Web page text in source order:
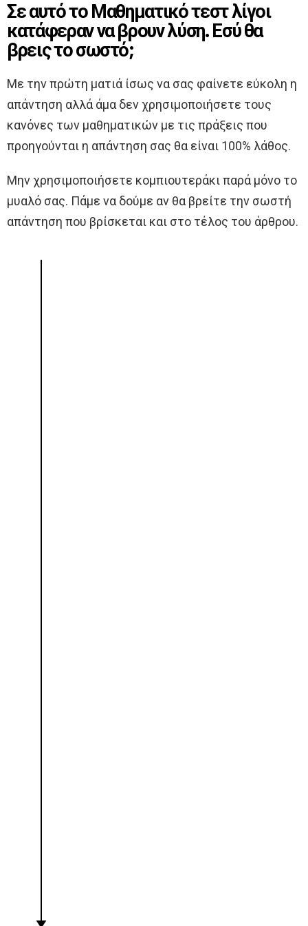
Σε αυτό το Μαθηματικό τεστ λίγοι
κατάφεραν να βρουν λύση. Εσύ θα
βρεις το σωστό;
Με την πρώτη ματιά ίσως να σας φαίνετε εύκολη η
απάντηση αλλά άμα δεν χρησιμοποιήσετε τους
κανόνες των μαθηματικών με τις πράξεις που
προηγούνται η απάντηση σας θα είναι 100% λάθος.
Μην χρησιμοποιήσετε κομπιουτεράκι παρά μόνο το
μυαλό σας. Πάμε να δούμε αν θα βρείτε την σωστή
απάντηση που βρίσκεται και στο τέλος του άρθρου.